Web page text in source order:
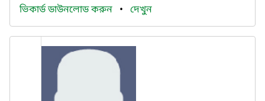
ভিকার্ড ডাউনলোড করুন • দেখুন